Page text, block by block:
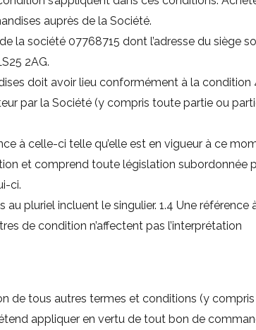
auprès de la Société.
la société 07768715 dont l’adresse du siège
2AG.
doit avoir lieu conformément à la condition
par la Société (y compris toute partie ou
à celle-ci telle qu’elle est en vigueur à ce
et comprend toute législation subordonnée
ci.
pluriel incluent le singulier. 1.4 Une référence
de condition n’affectent pas l’interprétation
de tous autres termes et conditions (y compris
appliquer en vertu de tout bon de